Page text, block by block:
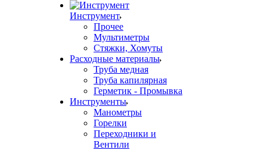
Инструмент
Прочее
Мультиметры
Стяжки, Хомуты
Расходные материалы
Труба медная
Труба капилярная
Герметик - Промывка
Инструменты
Манометры
Горелки
Переходники и
Вентили